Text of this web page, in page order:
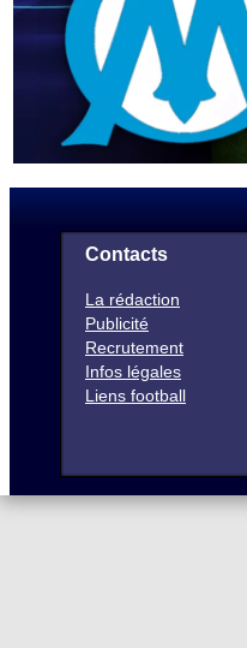
Contacts
La rédaction
Publicité
Recrutement
Infos légales
Liens football